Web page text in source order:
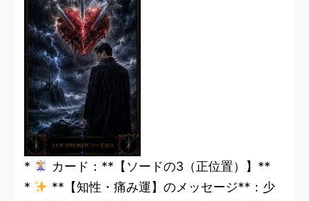
*
カード：**【ソードの3（正位置）】**
*
**【知性・痛み運】のメッセージ**：少